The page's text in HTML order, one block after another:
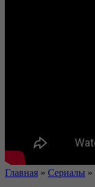
Главная » Сериалы »